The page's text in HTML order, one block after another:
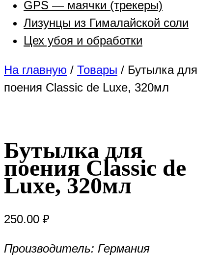
GPS — маячки (трекеры)
Лизунцы из Гималайской соли
Цех убоя и обработки
На главную / Товары / Бутылка для
поения Classic de Luxe, 320мл
Бутылка для
поения Classic de
Luxe, 320мл
250.00 ₽
Производитель: Германия